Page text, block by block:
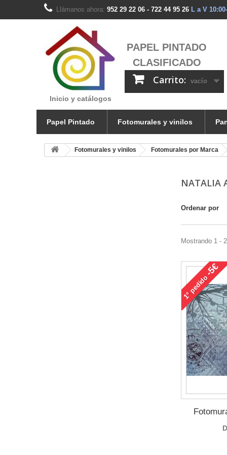
Llámanos ahora: 952 29 22 06 - 722 44 95 26 L a V
Inicio y catálogos
PAPEL PINTADO
CLASIFICADO
Carrito: vacío
Papel Pintado Fotomurales y vinilos
Fotomurales y vinilos Fotomurales por Marca
NATALIA
Ordenar por
Mostrando 1 -
1°
pedido
-5€